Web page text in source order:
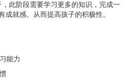
，此阶段需要学习更多的知识，完成一
成就感。从而提高孩子的积极性。
能力